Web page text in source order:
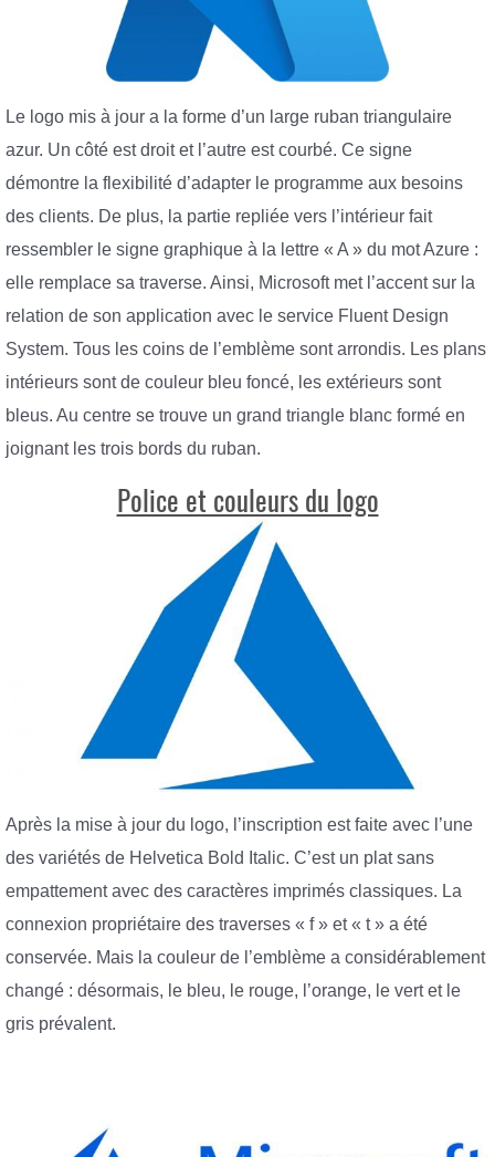
Le logo mis à jour a la forme d’un large ruban triangulaire
azur. Un côté est droit et l’autre est courbé. Ce signe
démontre la flexibilité d’adapter le programme aux besoins
des clients. De plus, la partie repliée vers l’intérieur fait
ressembler le signe graphique à la lettre « A » du mot Azure :
elle remplace sa traverse. Ainsi, Microsoft met l’accent sur la
relation de son application avec le service Fluent Design
System. Tous les coins de l’emblème sont arrondis. Les plans
intérieurs sont de couleur bleu foncé, les extérieurs sont
bleus. Au centre se trouve un grand triangle blanc formé en
joignant les trois bords du ruban.
Police et couleurs du logo
Après la mise à jour du logo, l’inscription est faite avec l’une
des variétés de Helvetica Bold Italic. C’est un plat sans
empattement avec des caractères imprimés classiques. La
connexion propriétaire des traverses « f » et « t » a été
conservée. Mais la couleur de l’emblème a considérablement
changé : désormais, le bleu, le rouge, l’orange, le vert et le
gris prévalent.